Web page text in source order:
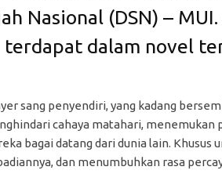
Nasional (DSN) –
terdapat dalam novel
sang penyendiri, yang kadang
cahaya matahari, menemukan
bagai datang dari dunia lain.
dan menumbuhkan rasa